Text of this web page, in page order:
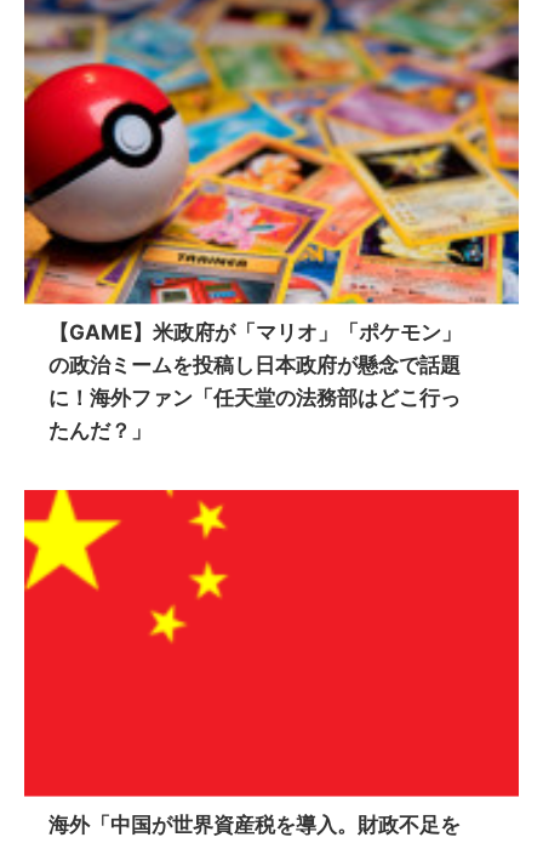
【GAME】米政府が「マリオ」「ポケモン」
の政治ミームを投稿し日本政府が懸念で話題
に！海外ファン「任天堂の法務部はどこ行っ
たんだ？」
海外「中国が世界資産税を導入。財政不足を